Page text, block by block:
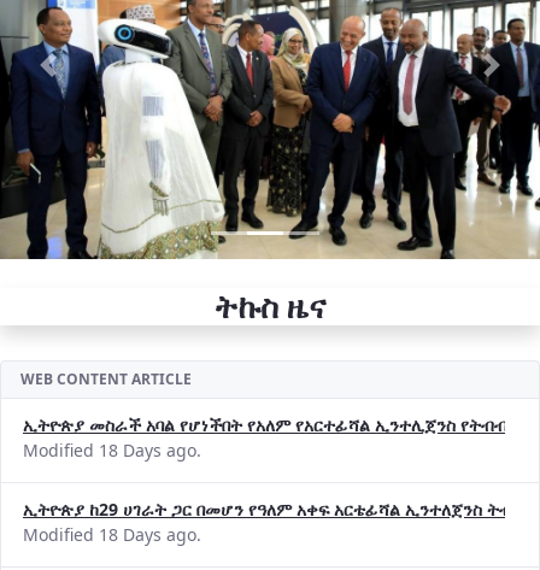
Previous Next
ትኩስ ዜና
WEB CONTENT ARTICLE
ኢትዮጵያ መስራች አባል የሆነችበት የአለም የአርተፊሻል ኢንተሊጀንስ የትብብር
Modified 18 Days ago.
ኢትዮጵያ ከ29 ሀገራት ጋር በመሆን የዓለም አቀፍ አርቴፊሻል ኢንተለጀንስ
Modified 18 Days ago.